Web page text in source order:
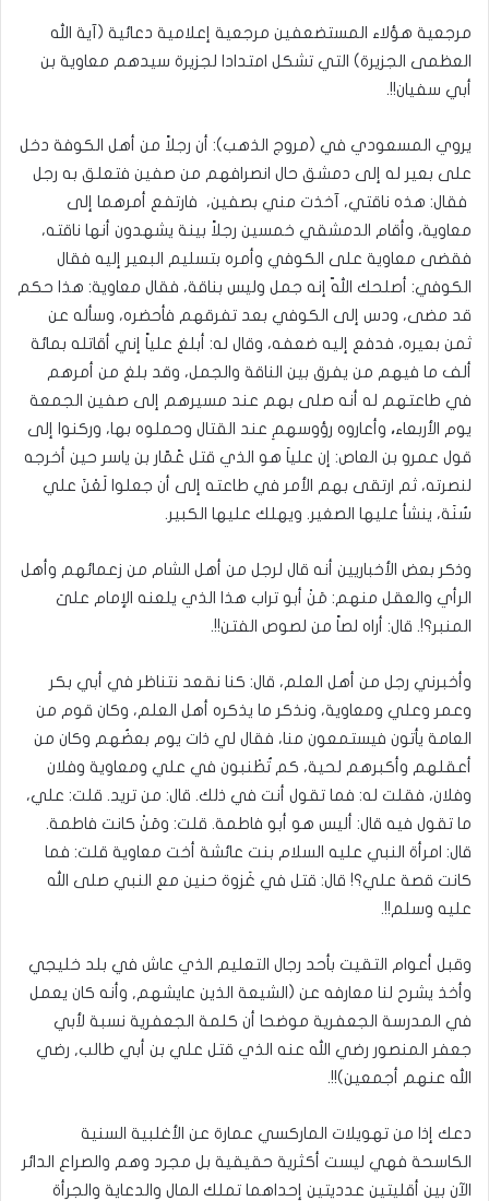
مرجعية هؤلاء المستضعفين مرجعية إعلامية دعائية (آية الله
العظمى الجزيرة) التي تشكل امتدادا لجزيرة سيدهم معاوية بن
أبي سفيان!!.
يروي المسعودي في (مروج الذهب): أن رجلاً من أهل الكوفة دخل
على بعير له إلى دمشق حال انصرافهم من صفين فتعلق به رجل
فقال: هذه ناقتي، آخذت مني بصفين، فارتفع أمرهما إلى
معاوية، وأقام الدمشقي خمسين رجلاً بينة يشهدون أنها ناقته،
فقضى معاوية على الكوفي وأمره بتسليم البعير إليه فقال
الكوفي: أصلحك اللهّ إنه جمل وليس بناقة، فقال معاوية: هذا حكم
قد مضى، ودس إلى الكوفي بعد تفرقهم فأحضره، وسأله عن
ثمن بعيره، فدفع إليه ضعفه، وقال له: أبلغ علياً إني أقاتله بمائة
ألف ما فيهم من يفرق بين الناقة والجمل، وقد بلغ من أمرهم
في طاعتهم له أنه صلى بهم عند مسيرهم إلى صفين الجمعة
يوم الأربعاء، وأعاروه رؤوسهمِ عند القتال وحملوه بها، وركنوا إلى
قول عمرو بن العاص: إن علياَ هو الذي قتل عًمّار بن ياسر حين أخرجه
لنصرته، ثم ارتقى بهم الأمر في طاعته إلى أن جعلوا لَعْنَ علي
سُنَة، ينشأ عليها الصغير. ويهلك عليها الكبير.
وذكر بعض الأخباريين أنه قال لرجل من أهل الشام من زعمائهم وأهل
الرأي والعقل منهم: مَنْ أبو تراب هذا الذي يلعنه الإمام علىَ
المنبر؟!. قال: أراه لصاً من لصوص الفتن!!.
وأخبرني رجل من أهل العلم، قال: كنا نقعد نتناظر في أبي بكر
وعمر وعلي ومعاوية، ونذكر ما يذكره أهل العلم، وكان قوم من
العامة يأتون فيستمعون منا، فقال لي ذات يوم بعضُهم وكان من
أعقلهم وأكبرهم لحية، كم تُطْنبون في علي ومعاوية وفلان
وفلان، فقلت له: فما تقول أنت في ذلك. قال: من تريد. قلت: علي،
ما تقول فيه قال: أليس هو أبو فاطمة. قلت: ومَنْ كانت فاطمة.
قال: امرأة النبي عليه السلام بنت عائشة أخت معاوية قلت: فما
كانت قصة علي؟! قال: قتل في غَزوة حنين مع النبي صلى الله
عليه وسلم!!.
وقبل أعوام التقيت بأحد رجال التعليم الذي عاش في بلد خليجي
وأخذ يشرح لنا معارفه عن (الشيعة الذين عايشهم, وأنه كان يعمل
في المدرسة الجعفرية موضحا أن كلمة الجعفرية نسبة لأبي
جعفر المنصور رضي الله عنه الذي قتل علي بن أبي طالب, رضي
الله عنهم أجمعين)!!.
دعك إذا من تهويلات الماركسي عمارة عن الأغلبية السنية
الكاسحة فهي ليست أكثرية حقيقية بل مجرد وهم والصراع الدائر
الآن بين أقليتين عدديتين إحداهما تملك المال والدعاية والجرأة